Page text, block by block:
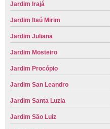
Jardim Irajá
Jardim Itaú Mirim
Jardim Juliana
Jardim Mosteiro
Jardim Procópio
Jardim San Leandro
Jardim Santa Luzia
Jardim São Luiz